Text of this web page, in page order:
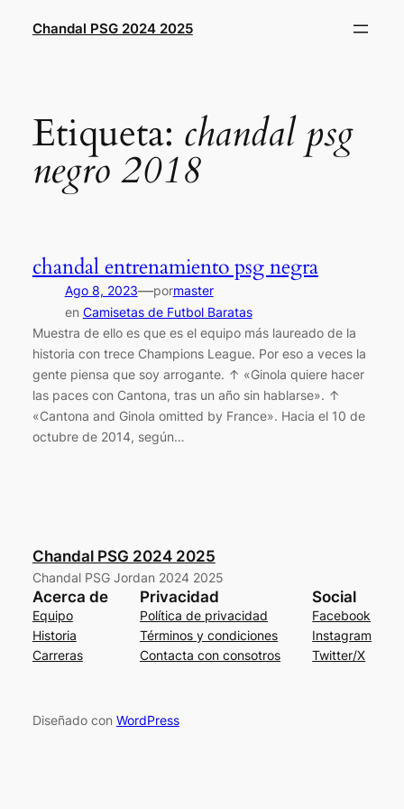
Chandal PSG 2024 2025
Etiqueta: chandal psg
negro 2018
chandal entrenamiento psg negra
Ago 8, 2023—pormaster
en Camisetas de Futbol Baratas
Muestra de ello es que es el equipo más laureado de la
historia con trece Champions League. Por eso a veces la
gente piensa que soy arrogante. ↑ «Ginola quiere hacer
las paces con Cantona, tras un año sin hablarse». ↑
«Cantona and Ginola omitted by France». Hacia el 10 de
octubre de 2014, según…
Chandal PSG 2024 2025
Chandal PSG Jordan 2024 2025
Acerca de
Equipo
Historia
Carreras
Privacidad
Política de privacidad
Términos y condiciones
Contacta con consotros
Social
Facebook
Instagram
Twitter/X
Diseñado con WordPress